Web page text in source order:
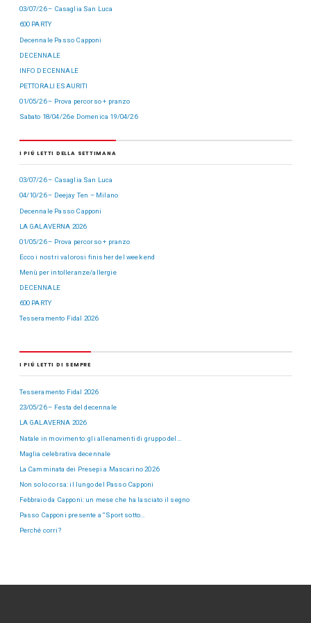
03/07/26 – Casaglia San Luca
600 PARTY
Decennale Passo Capponi
DECENNALE
INFO DECENNALE
PETTORALI ESAURITI
01/05/26 – Prova percorso + pranzo
Sabato 18/04/26 e Domenica 19/04/26
I PIÙ LETTI DELLA SETTIMANA
03/07/26 – Casaglia San Luca
04/10/26 – Deejay Ten – Milano
Decennale Passo Capponi
LA GALAVERNA 2026
01/05/26 – Prova percorso + pranzo
Ecco i nostri valorosi finisher del week end
Menù per intolleranze/allergie
DECENNALE
600 PARTY
Tesseramento Fidal 2026
I PIÙ LETTI DI SEMPRE
Tesseramento Fidal 2026
23/05/26 – Festa del decennale
LA GALAVERNA 2026
Natale in movimento: gli allenamenti di gruppo del…
Maglia celebrativa decennale
La Camminata dei Presepi a Mascarino 2026
Non solo corsa: il lungo del Passo Capponi
Febbraio da Capponi: un mese che ha lasciato il segno
Passo Capponi presente a “Sport sotto…
Perché corri?